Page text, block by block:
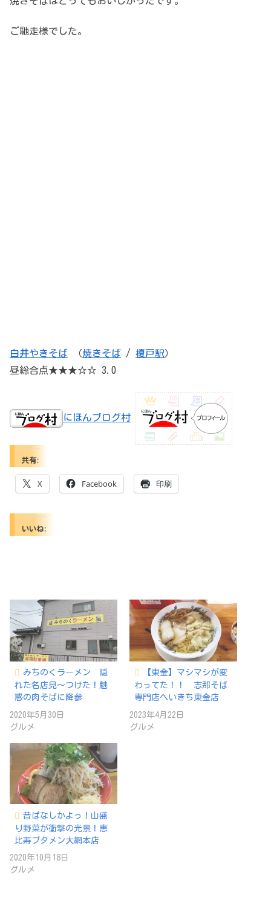
ご馳走様でした。
白井やきそば （焼きそば / 榎戸駅）
昼総合点★★★☆☆ 3.0
にほんブログ村
共有:
X Facebook 印刷
いいね:
みちのくラーメン 隠
れた名店見〜つけた！魅
惑の肉そばに降参
2020年5月30日
グルメ
【東金】マシマシが変
わってた！！ 志那そば
専門店へいきち東金店
2023年4月22日
グルメ
昔ばなしかよっ！山盛
り野菜が衝撃の光景！恵
比寿ブタメン大網本店
2020年10月18日
グルメ